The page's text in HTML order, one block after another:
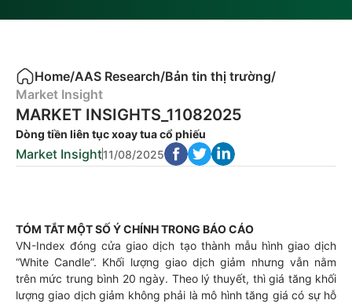
Home/AAS Research/Bản tin thị trường/
Market Insight
MARKET INSIGHTS_11082025
Dòng tiền liên tục xoay tua cổ phiếu
Market Insight11/08/2025
TÓM TẮT MỘT SỐ Ý CHÍNH TRONG BÁO CÁO
VN-Index đóng cửa giao dịch tạo thành mẫu hình giao dịch
“White Candle”. Khối lượng giao dịch giảm nhưng vẫn nằm
trên mức trung bình 20 ngày. Theo lý thuyết, thì giá tăng khối
lượng giao dịch giảm không phải là mô hình tăng giá có sự hỗ